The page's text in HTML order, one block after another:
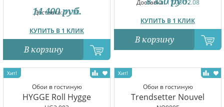
Доставка:11.08
КУПИТЬ В 1 КЛИК
14 400 руб.
В корзину
Доставка:11.08-12.08
КУПИТЬ В 1 КЛИК
В корзину
Обои в гостиную
HYGGE Roll Hygge
Обои в гостиную
Trendsetter Nouvel